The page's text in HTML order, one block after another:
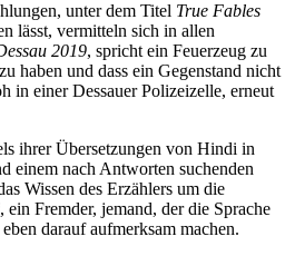
unter dem Titel True Fables
lässt, vermitteln sich in allen
2019, spricht ein Feuerzeug zu
haben und dass ein Gegenstand nicht
in einer Dessauer Polizeizelle, erneut
ihrer Übersetzungen von Hindi in
einem nach Antworten suchenden
Wissen des Erzählers um die
, ein Fremder, jemand, der die Sprache
darauf aufmerksam machen.